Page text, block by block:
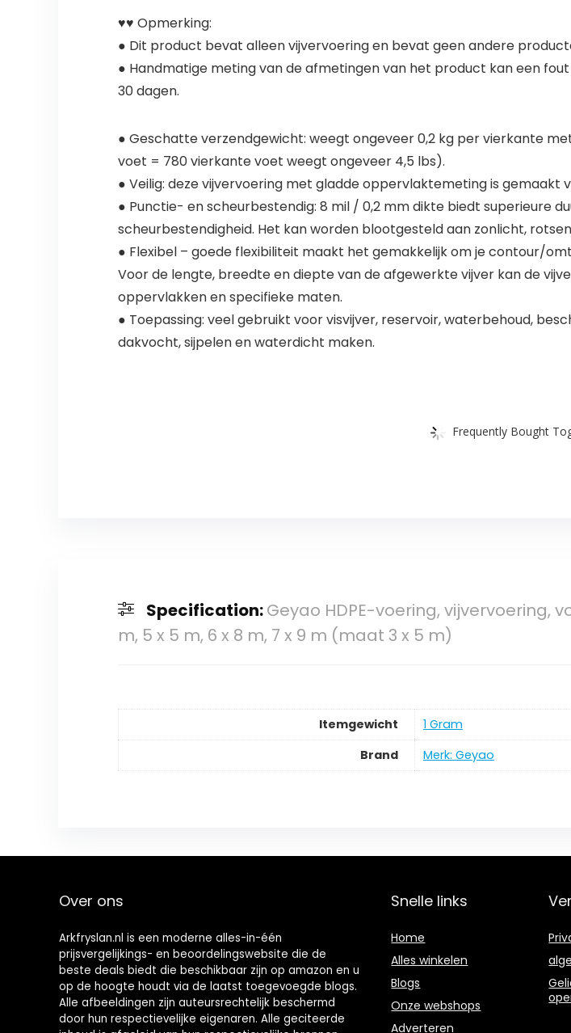
♥♥ Opmerking:
● Dit product bevat alleen vijvervoering en bevat geen andere
● Handmatige meting van de afmetingen van het product kan een
30 dagen.
● Geschatte verzendgewicht: weegt ongeveer 0,2 kg per vierkante
voet = 780 vierkante voet weegt ongeveer 4,5 lbs).
● Veilig: deze vijvervoering met gladde oppervlaktemeting is gemaakt
● Punctie- en scheurbestendig: 8 mil / 0,2 mm dikte biedt superieure
scheurbestendigheid. Het kan worden blootgesteld aan zonlicht,
● Flexibel – goede flexibiliteit maakt het gemakkelijk om je contour/
Voor de lengte, breedte en diepte van de afgewerkte vijver kan de
oppervlakken en specifieke maten.
● Toepassing: veel gebruikt voor visvijver, reservoir, waterbehoud,
dakvocht, sijpelen en waterdicht maken.
Frequently Bought
Specification:Geyao HDPE-voering, vijvervoering,
m, 5 x 5 m, 6 x 8 m, 7 x 9 m (maat 3 x 5 m)
Itemgewicht
‎1 Gram
Brand
Merk: Geyao
Over ons
Arkfryslan.nl is een moderne alles-in-één
prijsvergelijkings- en beoordelingswebsite die de
beste deals biedt die beschikbaar zijn op amazon en u
op de hoogte houdt via de laatst toegevoegde blogs.
Alle afbeeldingen zijn auteursrechtelijk beschermd
door hun respectievelijke eigenaren. Alle geciteerde
Snelle links
Home
Alles winkelen
Blogs
Onze webshops
Adverteren